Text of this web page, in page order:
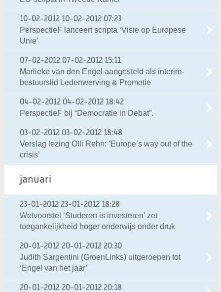
10-02-2012 10-02-2012 07:23
PerspectieF lanceert scripta ‘Visie op Europese
Unie’
07-02-2012 07-02-2012 15:11
Marlieke van den Engel aangesteld als interim-
bestuurslid Ledenwerving & Promotie
04-02-2012 04-02-2012 18:42
PerspectieF bij “Democratie in Debat”.
03-02-2012 03-02-2012 18:48
Verslag lezing Olli Rehn: ‘Europe’s way out of the
crisis’
januari
23-01-2012 23-01-2012 18:28
Wetvoorstel ‘Studeren is investeren’ zet
toegankelijkheid hoger onderwijs onder druk
20-01-2012 20-01-2012 20:30
Judith Sargentini (GroenLinks) uitgeroepen tot
‘Engel van het jaar’
20-01-2012 20-01-2012 20:18